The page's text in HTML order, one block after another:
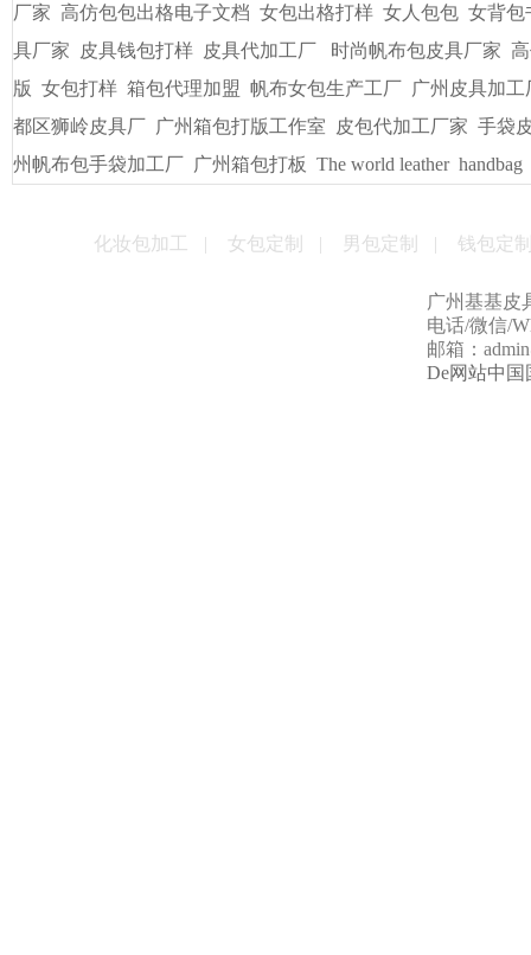
厂家 高仿包包出格电子文档 女包出格打样 女人包包 女背包
具厂家
皮具钱包打样 皮具代加工厂 时尚帆布包皮具厂家
版 女包打样 箱包代理加盟 帆布女包生产工厂 广州皮具加工
都区狮岭皮具厂 广州箱包打版工作室 皮包代加工厂家 手袋
州帆布包手袋加工厂 广州箱包打板 The world leather handbag
化妆包加工 | 女包定制 | 男包定制 | 钱包定
广州基基皮
电话/微信/
邮箱：
De网站中国